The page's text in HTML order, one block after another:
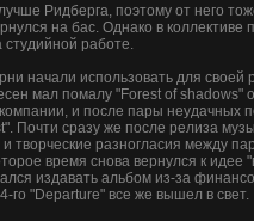
Ридберга, поэтому от него
на бас. Однако в
работе.
начали использовать для
мал помалу "Forest of shadows"
и после пары неудачных
Почти сразу же после релиза
творческие разногласия между
время снова вернулся к
издавать альбом из-за
"Departure" все же вышел в свет.